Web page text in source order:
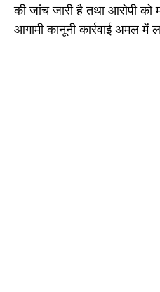
की जांच जारी है तथा आरोपी को
आगामी कानूनी कार्रवाई अमल में